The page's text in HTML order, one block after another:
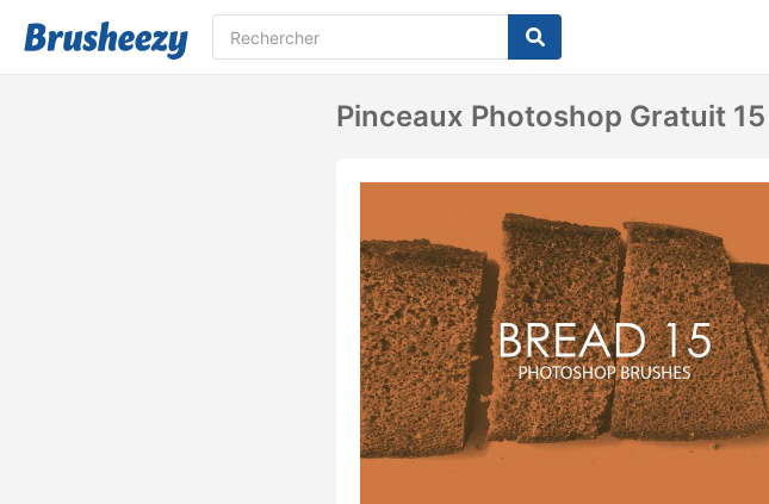
Pinceaux Photoshop Gratuit 15